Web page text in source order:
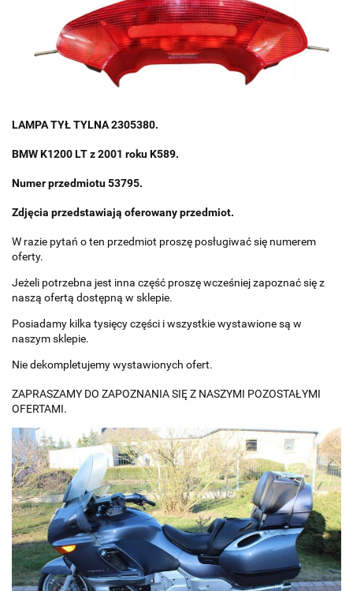
LAMPA TYŁ TYLNA 2305380.
BMW K1200 LT z 2001 roku K589.
Numer przedmiotu 53795.
Zdjęcia przedstawiają oferowany przedmiot.
W razie pytań o ten przedmiot proszę posługiwać się numerem
oferty.
Jeżeli potrzebna jest inna część proszę wcześniej zapoznać się z
naszą ofertą dostępną w sklepie.
Posiadamy kilka tysięcy części i wszystkie wystawione są w
naszym sklepie.
Nie dekompletujemy wystawionych ofert.
ZAPRASZAMY DO ZAPOZNANIA SIĘ Z NASZYMI POZOSTAŁYMI
OFERTAMI.